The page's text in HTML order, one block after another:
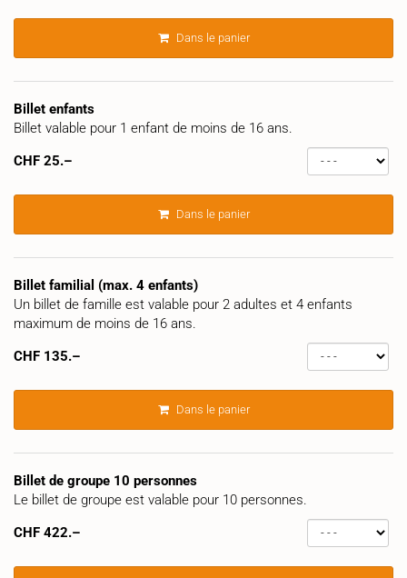
Dans le panier
Billet enfants
Billet valable pour 1 enfant de moins de 16 ans.
CHF 25.–
Dans le panier
Billet familial (max. 4 enfants)
Un billet de famille est valable pour 2 adultes et 4 enfants
maximum de moins de 16 ans.
CHF 135.–
Dans le panier
Billet de groupe 10 personnes
Le billet de groupe est valable pour 10 personnes.
CHF 422.–